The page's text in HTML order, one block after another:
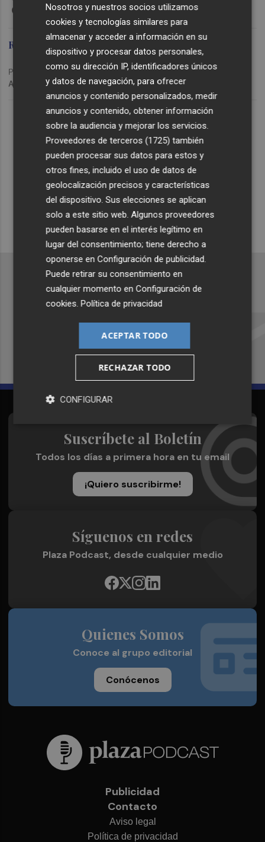
Lo Más Escuchado
Suscríbete al canal de
Whatsapp
Siempre al día de las últimas noticias
¡Quiero suscribirme!
Messenger
Raúl Antón
Publicado: 05/04/2024 · 09:57
Actualizado: 05/04/2024 · 11:44
Recibe toda la actualidad de
Plaza Podcast en tu correo
Quiero suscribirme
Suscríbete al Boletín
Todos los días a primera hora en tu email
¡Quiero suscribirme!
Síguenos en redes
Plaza Podcast, desde cualquier medio
Quienes Somos
Conoce al grupo editorial
Conócenos
Publicidad
Contacto
Aviso legal
Política de privacidad
Nosotros y nuestros socios utilizamos
cookies y tecnologías similares para
almacenar y acceder a información en su
dispositivo y procesar datos personales,
como su dirección IP, identificadores únicos
y datos de navegación, para ofrecer
anuncios y contenido personalizados, medir
anuncios y contenido, obtener información
sobre la audiencia y mejorar los servicios.
Proveedores de terceros (1725) también
pueden procesar sus datos para estos y
otros fines, incluido el uso de datos de
geolocalización precisos y características
del dispositivo. Sus elecciones se aplican
solo a este sitio web. Algunos proveedores
pueden basarse en el interés legítimo en
lugar del consentimiento; tiene derecho a
oponerse enConfiguración de publicidad.
Puede retirar su consentimiento en
cualquier momento enConfiguración de
cookies.Política de privacidad
ACEPTAR TODO
RECHAZAR TODO
CONFIGURAR